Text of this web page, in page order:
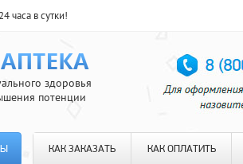
часа в сутки!
здоровья
потенции
КАК ЗАКАЗАТЬ КАК ОПЛАТИТЬ